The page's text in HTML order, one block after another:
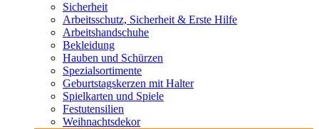
Sicherheit
Arbeitsschutz, Sicherheit & Erste Hilfe
Arbeitshandschuhe
Bekleidung
Hauben und Schürzen
Spezialsortimente
Geburtstagskerzen mit Halter
Spielkarten und Spiele
Festutensilien
Weihnachtsdekor